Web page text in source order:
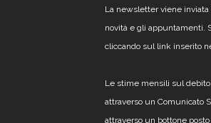
La newsletter viene inviata
novità e gli appuntamenti.
cliccando sul link inserito
Le stime mensili sul
attraverso un Comunicato
attraverso un bottone